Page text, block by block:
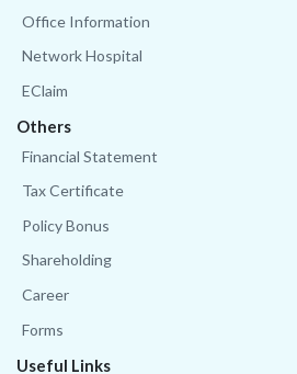
Office Information
Network Hospital
EClaim
Others
Financial Statement
Tax Certificate
Policy Bonus
Shareholding
Career
Forms
Useful Links